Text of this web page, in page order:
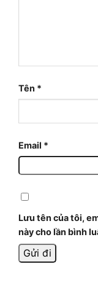
Tên *
Email *
Lưu tên của tôi,
này cho lần bình